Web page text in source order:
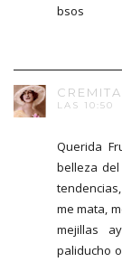
bsos
LAS 10:50
Querida
belleza del
me mata,
mejillas
paliducho